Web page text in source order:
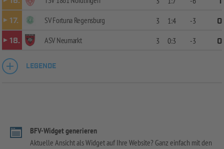
17.
SV Fortuna Regensburg 3 1:4 -3
0
18.
ASV Neumarkt 3 0:3 -3 0
LEGENDE
BFV-Widget generieren
Aktuelle Ansicht als Widget auf Ihre Website? Ganz einfach mit den